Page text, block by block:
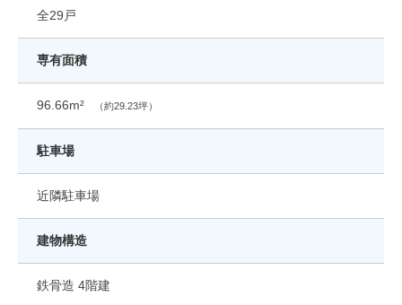
全29戸
専有面積
96.66m² （約29.23坪）
駐車場
近隣駐車場
建物構造
鉄骨造 4階建